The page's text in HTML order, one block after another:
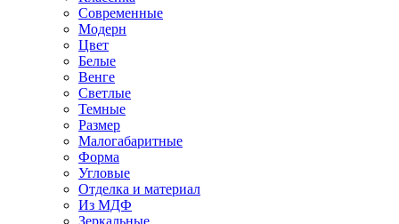
Современные
Модерн
Цвет
Белые
Венге
Светлые
Темные
Размер
Малогабаритные
Форма
Угловые
Отделка и материал
Из МДФ
Зеркальные